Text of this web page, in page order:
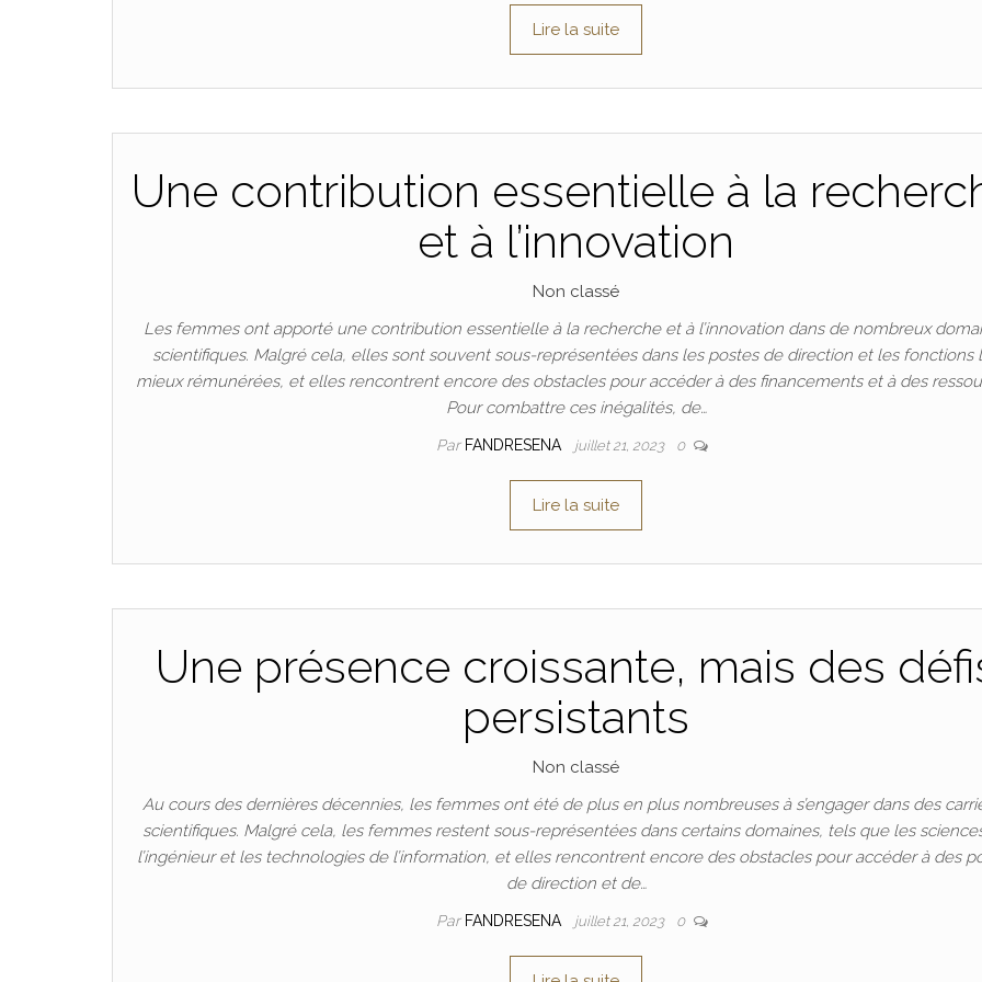
Lire la suite
Une contribution essentielle à la
et à l’innovation
Non classé
Les femmes ont apporté une contribution essentielle à la recherche et à l’innovation dans de nombreux
scientifiques. Malgré cela, elles sont souvent sous-représentées dans les postes de direction et les fonctions
mieux rémunérées, et elles rencontrent encore des obstacles pour accéder à des financements et à des
Pour combattre ces inégalités, de…
Par FANDRESENA juillet 21, 2023 0
Lire la suite
Une présence croissante, mais des
persistants
Non classé
Au cours des dernières décennies, les femmes ont été de plus en plus nombreuses à s’engager dans des
scientifiques. Malgré cela, les femmes restent sous-représentées dans certains domaines, tels que les
l’ingénieur et les technologies de l’information, et elles rencontrent encore des obstacles pour accéder à des
de direction et de…
Par FANDRESENA juillet 21, 2023 0